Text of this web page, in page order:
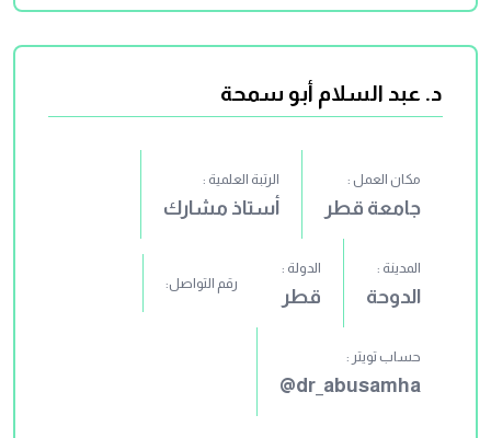
د. عبد السلام أبو سمحة
مكان العمل :
جامعة قطر
الرتبة العلمية :
أستاذ مشارك
المدينة :
الدوحة
الدولة :
قطر
رقم التواصل:
حساب تويتر :
dr_abusamha@